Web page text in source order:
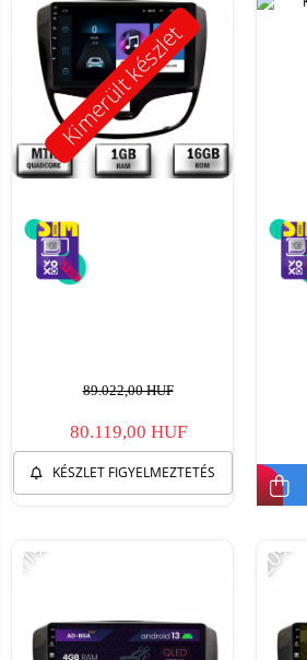
Kimerült készlet
89.022,00 HUF
80.119,00 HUF
KÉSZLET FIGYELMEZTETÉS
-11% -20%